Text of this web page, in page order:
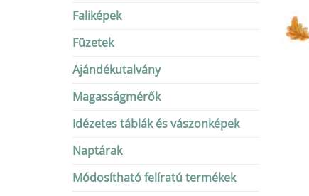
Faliképek
Füzetek
Ajándékutalvány
Magasságmérők
Idézetes táblák és vászonképek
Naptárak
Módosítható felíratú termékek